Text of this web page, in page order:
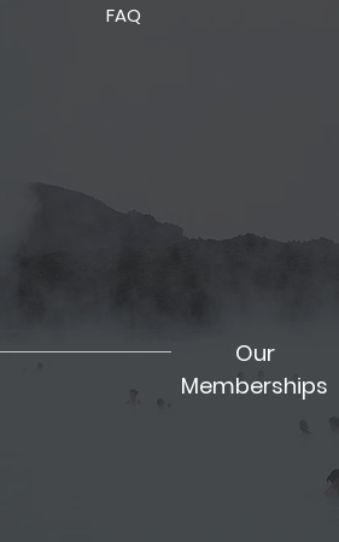
FAQ
Our
Memberships